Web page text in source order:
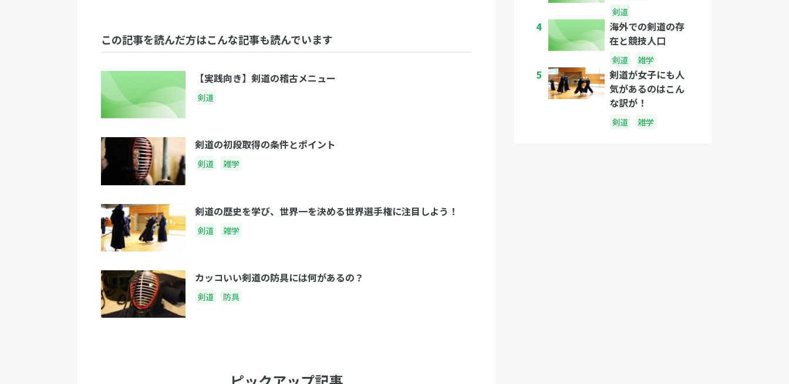
この記事を読んだ方はこんな記事も読んでいます
【実践向き】剣道の稽古メニュー
剣道
剣道の初段取得の条件とポイント
剣道 雑学
剣道の歴史を学び、世界一を決める世界選手権に注目しよう！
剣道 雑学
カッコいい剣道の防具には何があるの？
剣道 防具
剣道
4
海外での剣道の存
在と競技人口
剣道 雑学
5
剣道が女子にも人
気があるのはこん
な訳が！
剣道 雑学